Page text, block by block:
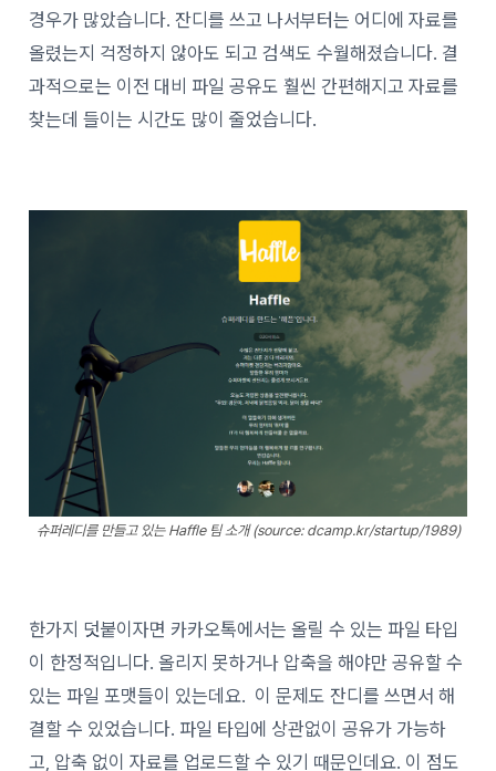
경우가 많았습니다. 잔디를 쓰고 나서부터는 어디에 자료를
올렸는지 걱정하지 않아도 되고 검색도 수월해졌습니다. 결
과적으로는 이전 대비 파일 공유도 훨씬 간편해지고 자료를
찾는데 들이는 시간도 많이 줄었습니다.
슈퍼레디를 만들고 있는 Haffle 팀 소개 (source: dcamp.kr/startup/1989)
한가지 덧붙이자면 카카오톡에서는 올릴 수 있는 파일 타입
이 한정적입니다. 올리지 못하거나 압축을 해야만 공유할 수
있는 파일 포맷들이 있는데요. 이 문제도 잔디를 쓰면서 해
결할 수 있었습니다. 파일 타입에 상관없이 공유가 가능하
고, 압축 없이 자료를 업로드할 수 있기 때문인데요. 이 점도